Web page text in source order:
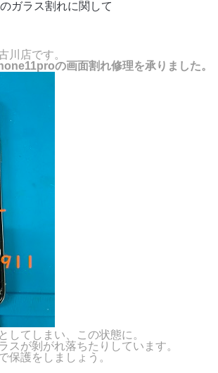
ガラス割れに関して
川店です。
の画面割れ修理を承りました。
してしまい、この状態に。
スが剝がれ落ちたりしています。
保護をしましょう。